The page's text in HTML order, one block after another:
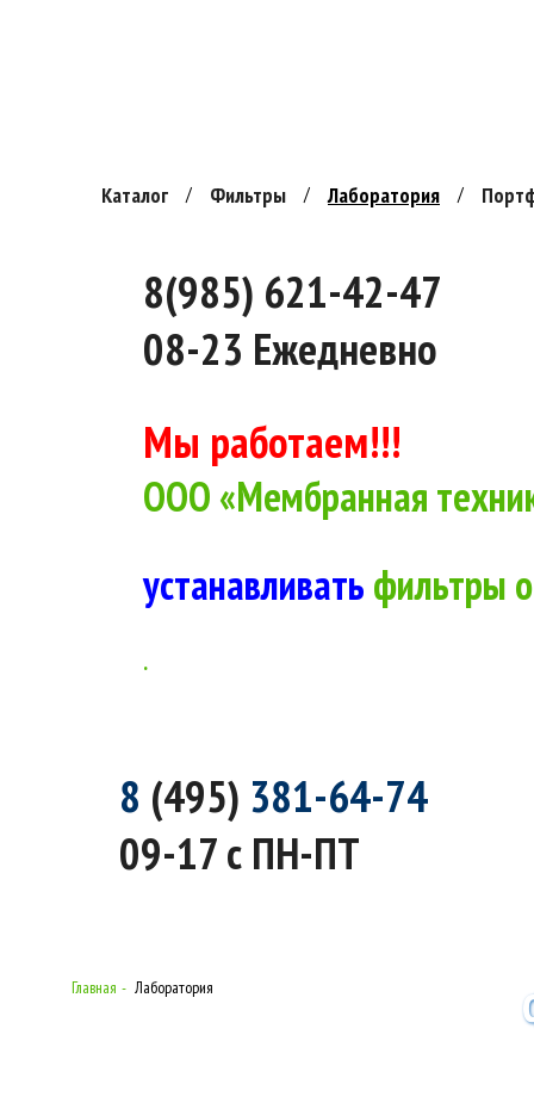
Каталог Фильтры Лаборатория
8(985) 621-42-47
08-23 Ежедневно
Мы работаем!!!
ООО «Мембранная
устанавливать фильтры
.
8 (495) 381-64-74
09-17 с ПН-ПТ
Главная Лаборатория